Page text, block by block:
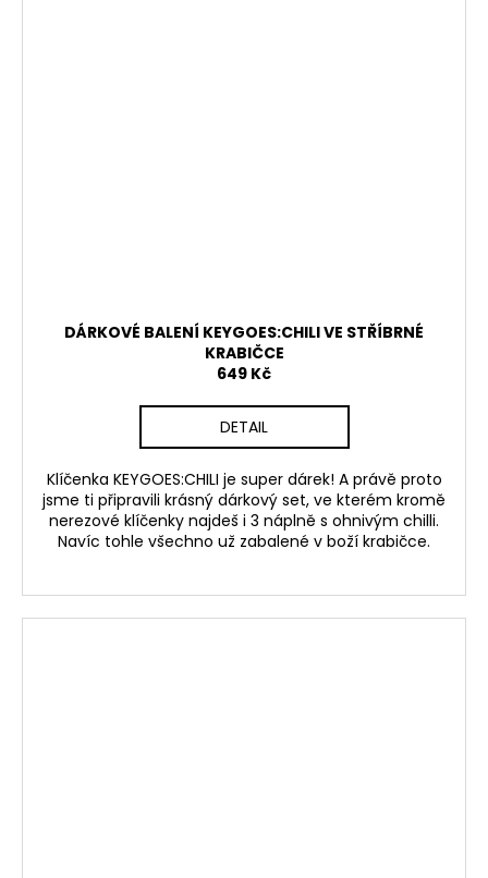
DÁRKOVÉ BALENÍ KEYGOES:CHILI VE STŘÍBRNÉ
KRABIČCE
649 Kč
DETAIL
Klíčenka KEYGOES:CHILI je super dárek! A právě proto
jsme ti připravili krásný dárkový set, ve kterém kromě
nerezové klíčenky najdeš i 3 náplně s ohnivým chilli.
Navíc tohle všechno už zabalené v boží krabičce.